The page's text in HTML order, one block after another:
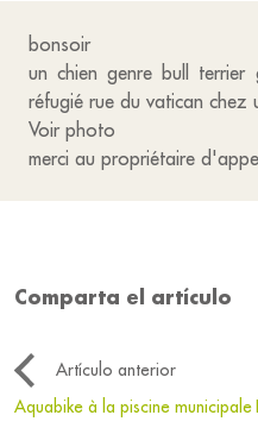
bonsoir
un chien genre bull
réfugié rue du vatican chez
Voir photo
merci au propriétaire
Comparta el artículo
Artículo anterior
Aquabike à la piscine municipale